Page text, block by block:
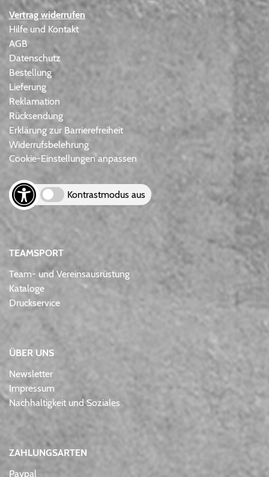
Vertrag widerrufen
Hilfe und Kontakt
AGB
Datenschutz
Bestellung
Lieferung
Reklamation
Rücksendung
Erklärung zur Barrierefreiheit
Widerrufsbelehrung
Cookie-Einstellungen anpassen
Kontrastmodus aus
TEAMSPORT
Team- und Vereinsausrüstung
Kataloge
Druckservice
ÜBER UNS
Newsletter
Impressum
Nachhaltigkeit und Soziales
ZAHLUNGSARTEN
Paypal